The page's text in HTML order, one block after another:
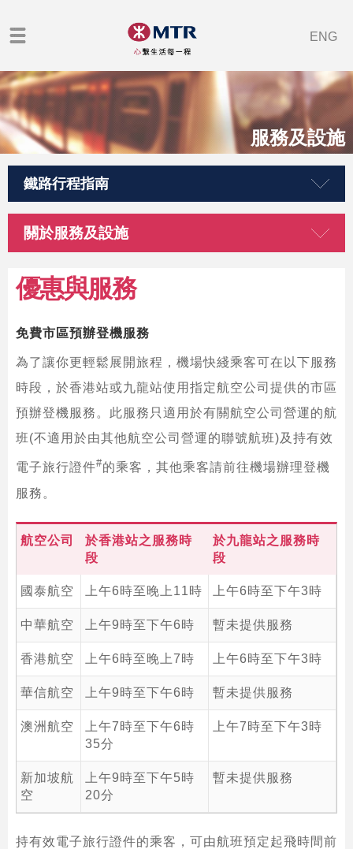
ENG
服務及設施
鐵路行程指南
關於服務及設施
優惠與服務
免費市區預辦登機服務
為了讓你更輕鬆展開旅程，機場快綫乘客可在以下服務
時段，於香港站或九龍站使用指定航空公司提供的市區
預辦登機服務。此服務只適用於有關航空公司營運的航
班(不適用於由其他航空公司營運的聯號航班)及持有效
電子旅行證件#的乘客，其他乘客請前往機場辦理登機
服務。
航空公司
於香港站之服務時
段
於九龍站之服務時
段
國泰航空 上午6時至晚上11時 上午6時至下午3時
中華航空 上午9時至下午6時 暫未提供服務
香港航空 上午6時至晚上7時 上午6時至下午3時
華信航空 上午9時至下午6時 暫未提供服務
澳洲航空
上午7時至下午6時
35分
上午7時至下午3時
新加坡航
空
上午9時至下午5時
20分
暫未提供服務
持有效電子旅行證件的乘客，可由航班預定起飛時間前